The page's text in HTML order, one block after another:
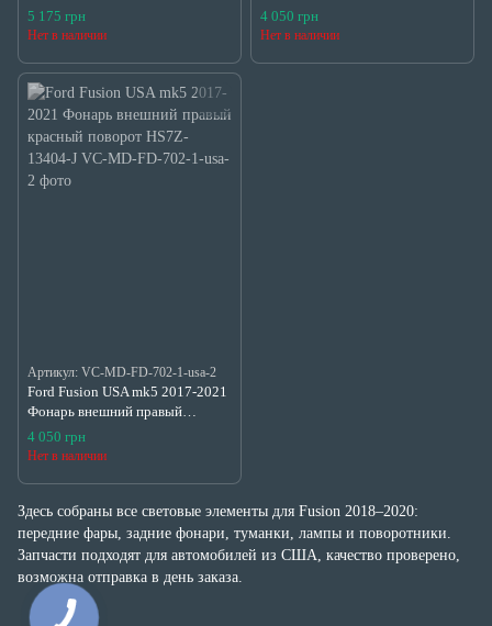
желтым поворотом HS7Z-13404-
J
5 175 грн
Нет в наличии
поворот HS7Z-13405-J
4 050 грн
Нет в наличии
Артикул: VC-MD-FD-702-1-usa-2
Ford Fusion USA mk5 2017-2021
Фонарь внешний правый
красный поворот HS7Z-13404-J
4 050 грн
Нет в наличии
Здесь собраны все световые элементы для Fusion 2018–2020:
передние фары, задние фонари, туманки, лампы и поворотники.
Запчасти подходят для автомобилей из США, качество проверено,
возможна отправка в день заказа.